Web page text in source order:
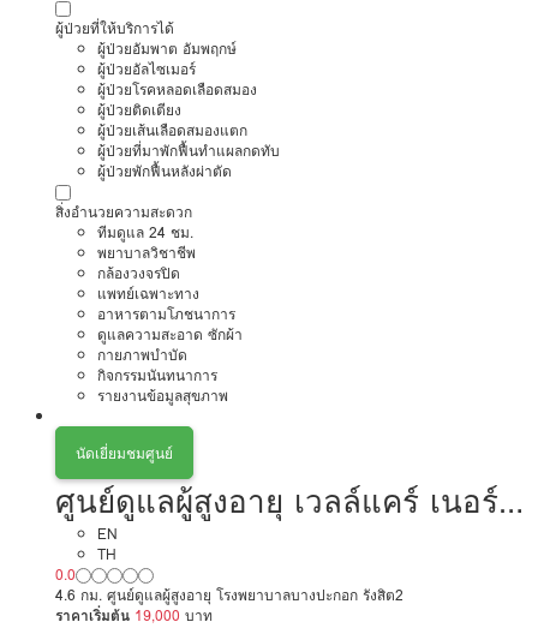
ผู้ป่วยที่ให้บริการได้
ผู้ป่วยอัมพาต อัมพฤกษ์
ผู้ป่วยอัลไซเมอร์
ผู้ป่วยโรคหลอดเลือดสมอง
ผู้ป่วยติดเตียง
ผู้ป่วยเส้นเลือดสมองแตก
ผู้ป่วยที่มาพักฟื้นทำแผลกดทับ
ผู้ป่วยพักฟื้นหลังผ่าตัด
สิ่งอำนวยความสะดวก
ทีมดูแล 24 ชม.
พยาบาลวิชาชีพ
กล้องวงจรปิด
แพทย์เฉพาะทาง
อาหารตามโภชนาการ
ดูแลความสะอาด ซักผ้า
กายภาพบำบัด
กิจกรรมนันทนาการ
รายงานข้อมูลสุขภาพ
นัดเยี่ยมชมศูนย์
ศูนย์ดูแลผู้สูงอายุ เวลล์แคร์ เนอร์ส
ซิ่งโฮม
EN
TH
0.0
4.6 กม. ศูนย์ดูแลผู้สูงอายุ โรงพยาบาลบางปะกอก รังสิต2
ราคาเริ่มต้น 19,000 บาท